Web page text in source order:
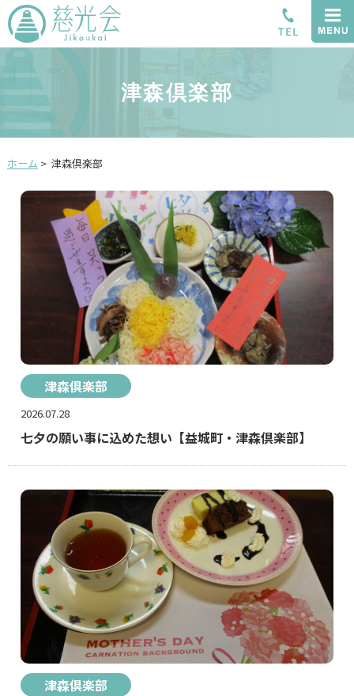
津森倶楽部
ホーム > 津森倶楽部
津森倶楽部
2026.07.28
七夕の願い事に込めた想い【益城町・津森倶楽部】
津森倶楽部